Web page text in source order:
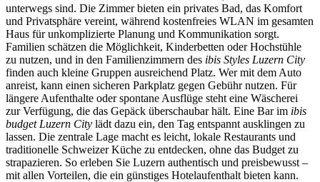
unterwegs sind. Die Zimmer bieten ein privates Bad, das Komfort
und Privatsphäre vereint, während kostenfreies WLAN im gesamten
Haus für unkomplizierte Planung und Kommunikation sorgt.
Familien schätzen die Möglichkeit, Kinderbetten oder Hochstühle
zu nutzen, und in den Familienzimmern des ibis Styles Luzern City
finden auch kleine Gruppen ausreichend Platz. Wer mit dem Auto
anreist, kann einen sicheren Parkplatz gegen Gebühr nutzen. Für
längere Aufenthalte oder spontane Ausflüge steht eine Wäscherei
zur Verfügung, die das Gepäck überschaubar hält. Eine Bar im ibis
budget Luzern City lädt dazu ein, den Tag entspannt ausklingen zu
lassen. Die zentrale Lage macht es leicht, lokale Restaurants und
traditionelle Schweizer Küche zu entdecken, ohne das Budget zu
strapazieren. So erleben Sie Luzern authentisch und preisbewusst –
mit allen Vorteilen, die ein günstiges Hotelaufenthalt bieten kann.